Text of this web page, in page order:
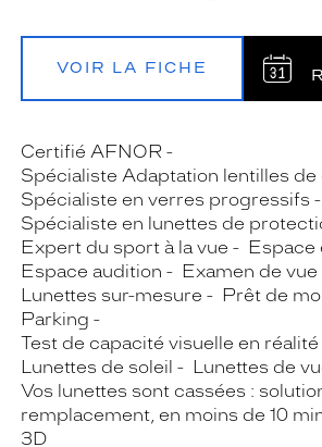
VOIR LA FICHE
Certifié AFNOR
Spécialiste Adaptation lentilles
Spécialiste en verres progressifs
Spécialiste en lunettes de
Expert du sport à la vue
Espace
Espace audition
Examen de vue
Lunettes sur-mesure
Prêt de
Parking
Test de capacité visuelle en
Lunettes de soleil
Lunettes de
Vos lunettes sont cassées :
remplacement, en moins de 10
3D